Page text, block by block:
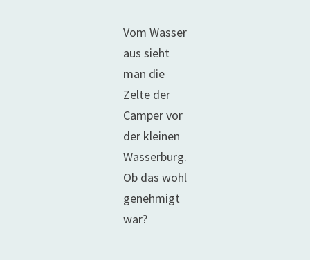
Vom Wasser
aus sieht
man die
Zelte der
Camper vor
der kleinen
Wasserburg.
Ob das wohl
genehmigt
war?